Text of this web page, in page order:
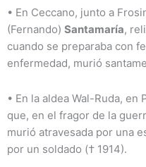
• En Ceccano, junto a
(Fernando) Santamaría,
cuando se preparaba con
enfermedad, murió
• En la aldea Wal-Ruda, en
que, en el fragor de la
murió atravesada por una
por un soldado († 1914).